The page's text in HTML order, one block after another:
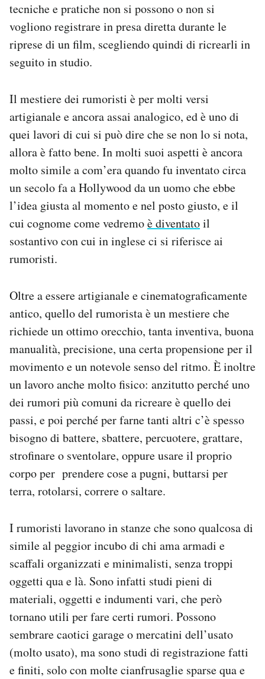
tecniche e pratiche non si possono o non si
vogliono registrare in presa diretta durante le
riprese di un film, scegliendo quindi di ricrearli in
seguito in studio.
Il mestiere dei rumoristi è per molti versi
artigianale e ancora assai analogico, ed è uno di
quei lavori di cui si può dire che se non lo si nota,
allora è fatto bene. In molti suoi aspetti è ancora
molto simile a com’era quando fu inventato circa
un secolo fa a Hollywood da un uomo che ebbe
l’idea giusta al momento e nel posto giusto, e il
cui cognome come vedremoè diventatoil
sostantivo con cui in inglese ci si riferisce ai
rumoristi.
Oltre a essere artigianale e cinematograficamente
antico, quello del rumorista è un mestiere che
richiede un ottimo orecchio, tanta inventiva, buona
manualità, precisione, una certa propensione per il
movimento e un notevole senso del ritmo. È inoltre
un lavoro anche molto fisico: anzitutto perché uno
dei rumori più comuni da ricreare è quello dei
passi, e poi perché per farne tanti altri c’è spesso
bisogno di battere, sbattere, percuotere, grattare,
strofinare o sventolare, oppure usare il proprio
corpo per prendere cose a pugni, buttarsi per
terra, rotolarsi, correre o saltare.
I rumoristi lavorano in stanze che sono qualcosa di
simile al peggior incubo di chi ama armadi e
scaffali organizzati e minimalisti, senza troppi
oggetti qua e là. Sono infatti studi pieni di
materiali, oggetti e indumenti vari, che però
tornano utili per fare certi rumori. Possono
sembrare caotici garage o mercatini dell’usato
(molto usato), ma sono studi di registrazione fatti
e finiti, solo con molte cianfrusaglie sparse qua e